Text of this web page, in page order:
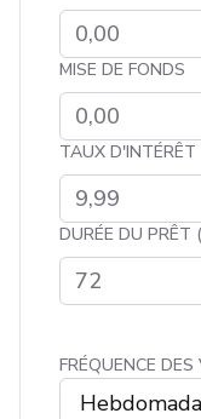
MISE DE FONDS
TAUX D'INTÉRÊT
DURÉE DU PRÊT
FRÉQUENCE